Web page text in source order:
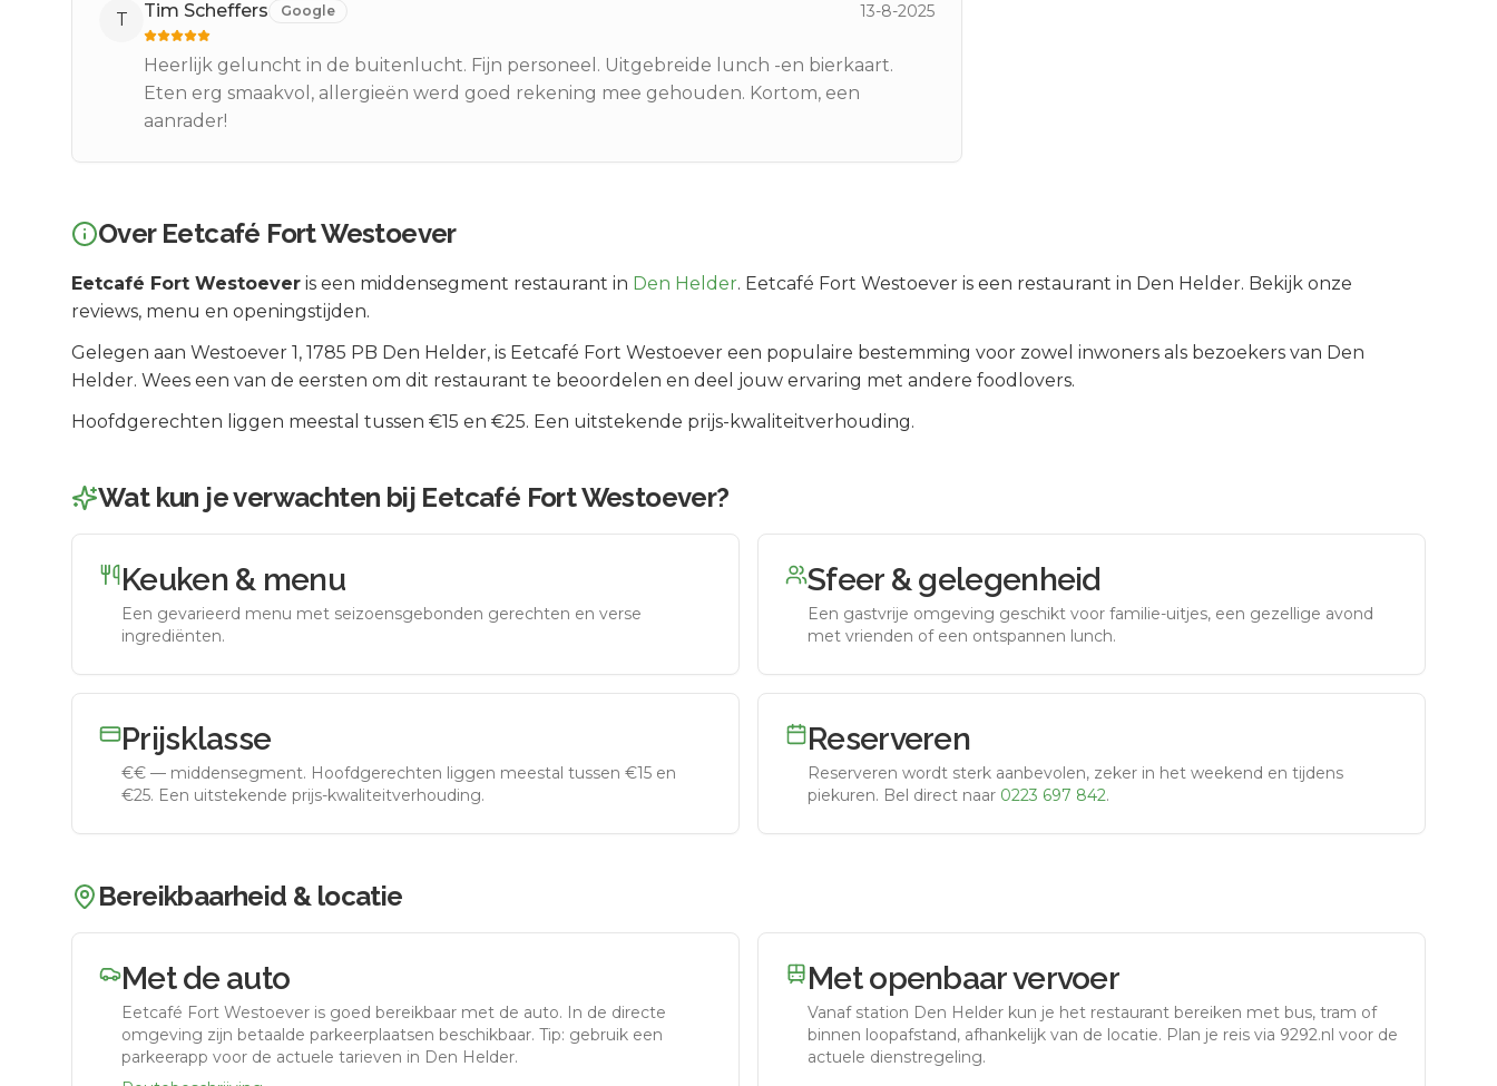
T Tim Scheffers Google 13-8-2025
Heerlijk geluncht in de buitenlucht. Fijn personeel. Uitgebreide lunch -en bierkaart.
Eten erg smaakvol, allergieën werd goed rekening mee gehouden. Kortom, een
aanrader!
Over Eetcafé Fort Westoever
Eetcafé Fort Westoever is een middensegment restaurant in Den Helder. Eetcafé Fort Westoever is een restaurant in Den Helder. Bekijk onze
reviews, menu en openingstijden.
Gelegen aan Westoever 1, 1785 PB Den Helder, is Eetcafé Fort Westoever een populaire bestemming voor zowel inwoners als bezoekers van Den
Helder. Wees een van de eersten om dit restaurant te beoordelen en deel jouw ervaring met andere foodlovers.
Hoofdgerechten liggen meestal tussen €15 en €25. Een uitstekende prijs-kwaliteitverhouding.
Wat kun je verwachten bij Eetcafé Fort Westoever?
Keuken & menu
Een gevarieerd menu met seizoensgebonden gerechten en verse
ingrediënten.
Sfeer & gelegenheid
Een gastvrije omgeving geschikt voor familie-uitjes, een gezellige avond
met vrienden of een ontspannen lunch.
Prijsklasse
€€ — middensegment. Hoofdgerechten liggen meestal tussen €15 en
€25. Een uitstekende prijs-kwaliteitverhouding.
Reserveren
Reserveren wordt sterk aanbevolen, zeker in het weekend en tijdens
piekuren. Bel direct naar 0223 697 842.
Bereikbaarheid & locatie
Met de auto
Eetcafé Fort Westoever is goed bereikbaar met de auto. In de directe
omgeving zijn betaalde parkeerplaatsen beschikbaar. Tip: gebruik een
parkeerapp voor de actuele tarieven in Den Helder.
Met openbaar vervoer
Vanaf station Den Helder kun je het restaurant bereiken met bus, tram of
binnen loopafstand, afhankelijk van de locatie. Plan je reis via 9292.nl voor de
actuele dienstregeling.